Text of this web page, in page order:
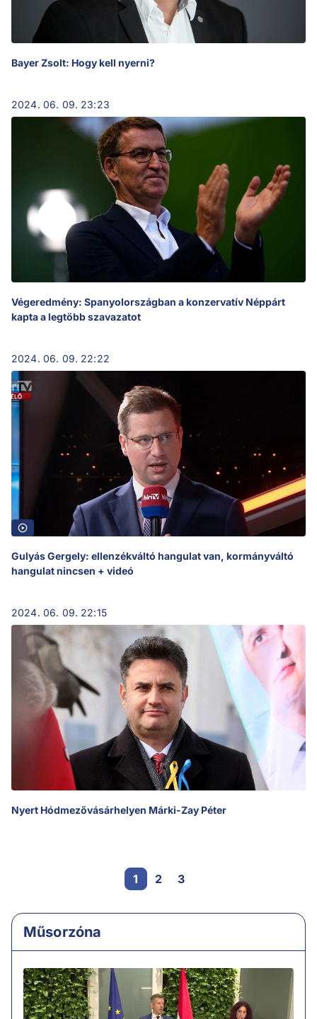
Bayer Zsolt: Hogy kell nyerni?
2024. 06. 09. 23:23
Végeredmény: Spanyolországban a konzervatív Néppárt
kapta a legtöbb szavazatot
2024. 06. 09. 22:22
Gulyás Gergely: ellenzékváltó hangulat van, kormányváltó
hangulat nincsen + videó
2024. 06. 09. 22:15
Nyert Hódmezővásárhelyen Márki-Zay Péter
1 2 3
Műsorzóna